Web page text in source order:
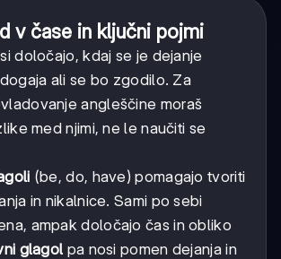
v čase in ključni pojmi
določajo, kdaj se je dejanje
ali se bo zgodilo. Za
angleščine moraš
med njimi, ne le naučiti se
(be, do, have) pomagajo tvoriti
in nikalnice. Sami po sebi
ampak določajo čas in obliko
glagol pa nosi pomen dejanja in